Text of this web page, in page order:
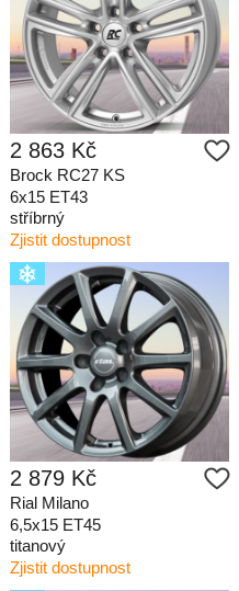
2 863 Kč
Brock RC27 KS
6x15 ET43
stříbrný
Zjistit dostupnost
2 879 Kč
Rial Milano
6,5x15 ET45
titanový
Zjistit dostupnost